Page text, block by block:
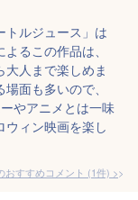
トルジュース」は
るこの作品は、
人まで楽しめま
面も多いので、
やアニメとは一味
ィン映画を楽し
おすすめコメント (1件) >